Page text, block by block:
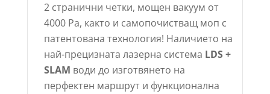
2 странични четки, мощен вакуум от
4000 Pa, както и самопочистващ моп с
патентована технология! Наличието на
най-прецизната лазерна система LDS +
SLAM води до изготвянето на
перфектен маршрут и функционална